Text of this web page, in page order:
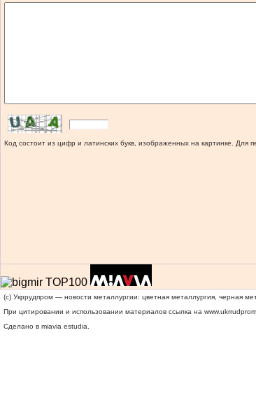
Код состоит из цифр и латинских букв, изображенных на картинке. Для
(c) Укррудпром — новости металлургии: цветная металлургия, черная
При цитировании и использовании материалов ссылка на
Сделано в miavia estudia.